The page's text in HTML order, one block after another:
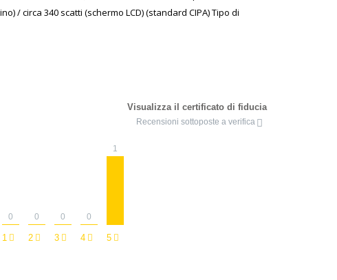
/ circa 340 scatti (schermo LCD) (standard CIPA) Tipo di
Visualizza il certificato di fiducia
Recensioni sottoposte a verifica
1
0
2
0
3
0
4
0
5
1